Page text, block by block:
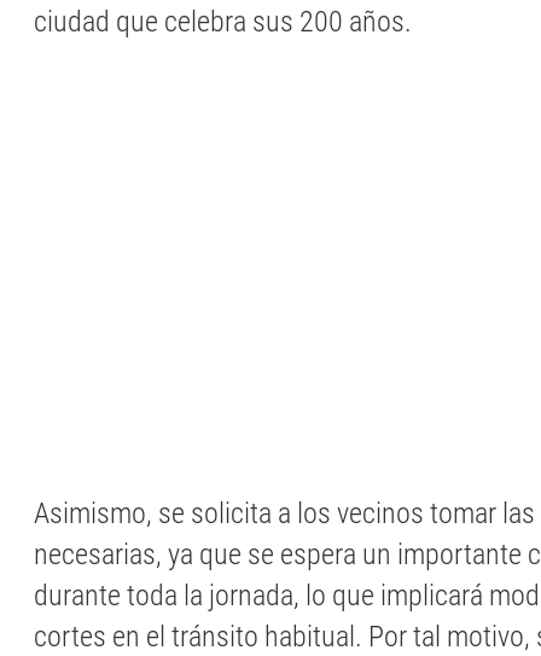
ciudad que celebra sus 200 años.
Asimismo, se solicita a los vecinos tomar
necesarias, ya que se espera un importante
durante toda la jornada, lo que implicará
cortes en el tránsito habitual. Por tal motivo,